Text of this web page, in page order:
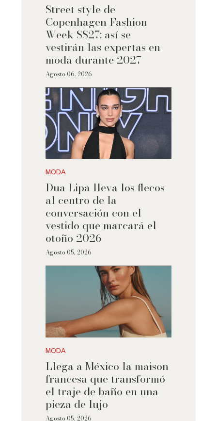
Street style de
Copenhagen Fashion
Week SS27: así se
vestirán las expertas en
moda durante 2027
Agosto 06, 2026
MODA
Dua Lipa lleva los flecos
al centro de la
conversación con el
vestido que marcará el
otoño 2026
Agosto 05, 2026
MODA
Llega a México la maison
francesa que transformó
el traje de baño en una
pieza de lujo
Agosto 05, 2026